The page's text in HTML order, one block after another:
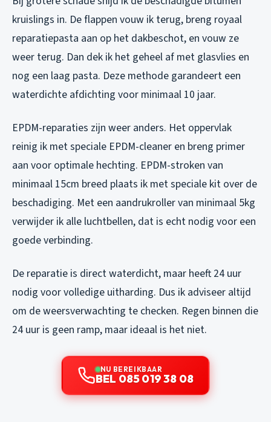
kruislings in. De flappen vouw ik terug, breng royaal
reparatiepasta aan op het dakbeschot, en vouw ze
weer terug. Dan dek ik het geheel af met glasvlies en
nog een laag pasta. Deze methode garandeert een
waterdichte afdichting voor minimaal 10 jaar.
EPDM-reparaties zijn weer anders. Het oppervlak
reinig ik met speciale EPDM-cleaner en breng primer
aan voor optimale hechting. EPDM-stroken van
minimaal 15cm breed plaats ik met speciale kit over de
beschadiging. Met een aandrukroller van minimaal 5kg
verwijder ik alle luchtbellen, dat is echt nodig voor een
goede verbinding.
De reparatie is direct waterdicht, maar heeft 24 uur
nodig voor volledige uitharding. Dus ik adviseer altijd
om de weersverwachting te checken. Regen binnen die
24 uur is geen ramp, maar ideaal is het niet.
NU BEREIKBAAR
BEL 085 019 38 08